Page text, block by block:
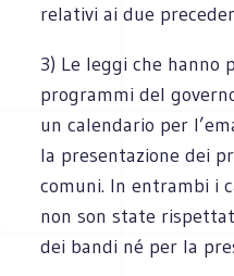
relativi ai due
3) Le leggi che hanno
programmi del
un calendario per
la presentazione dei
comuni. In entrambi i
non son state
dei bandi né per la